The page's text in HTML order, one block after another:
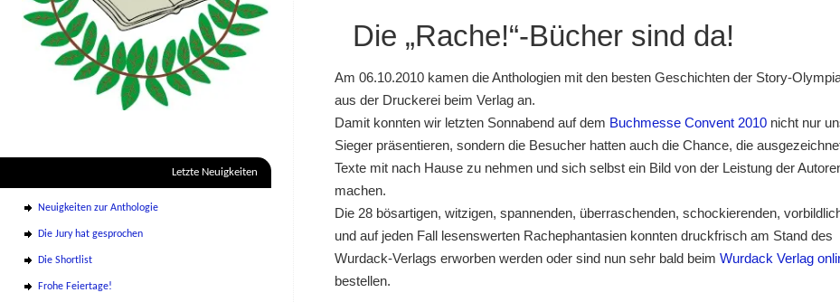
Die „Rache!“-Bücher sind da!
Am 06.10.2010 kamen die Anthologien mit den besten Geschichten der Story-
aus der Druckerei beim Verlag an.
Damit konnten wir letzten Sonnabend auf dem Buchmesse Convent 2010 nicht nur
Sieger präsentieren, sondern die Besucher hatten auch die Chance, die
Texte mit nach Hause zu nehmen und sich selbst ein Bild von der Leistung der
machen.
Die 28 bösartigen, witzigen, spannenden, überraschenden, schockierenden,
und auf jeden Fall lesenswerten Rachephantasien konnten druckfrisch am Stand des
Wurdack-Verlags erworben werden oder sind nun sehr bald beim Wurdack Verlag
bestellen.
Letzte Neuigkeiten
Neuigkeiten zur Anthologie
Die Jury hat gesprochen
Die Shortlist
Frohe Feiertage!